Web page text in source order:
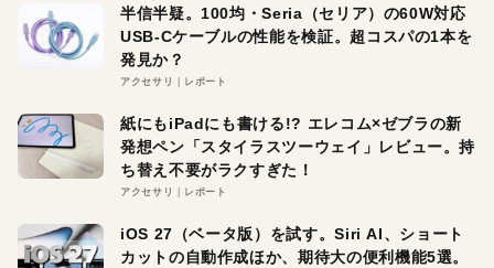
半信半疑。100均・Seria（セリア）の60W対応
USB-Cケーブルの性能を検証。超コスパの1本を
発見か？
アクセサリ レポート
紙にもiPadにも書ける!? エレコム×ゼブラの新
発想ペン「スタイラスツーウェイ」レビュー。持
ち替え不要がラクすぎた！
アクセサリ レポート
iOS 27（ベータ版）を試す。Siri AI、ショート
カットの自動作成ほか、期待大の便利機能5選。